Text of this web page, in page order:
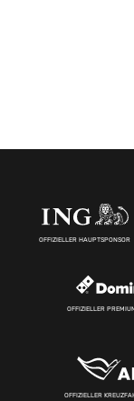
OFFIZIELLER HAUPTSPONSOR
OFFIZIELLER
OFFIZIELLER